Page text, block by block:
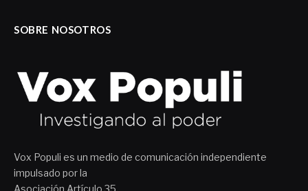
SOBRE NOSOTROS
Vox Populi es un medio de comunicación independiente
impulsado por la